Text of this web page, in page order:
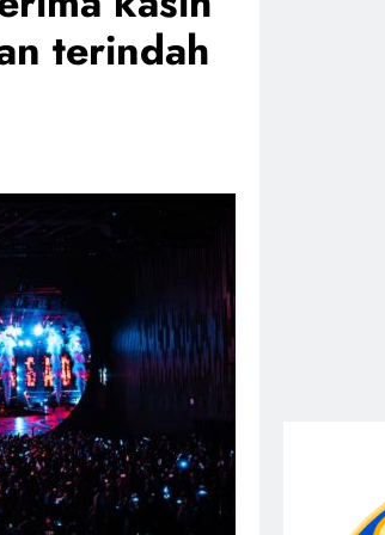
terindah